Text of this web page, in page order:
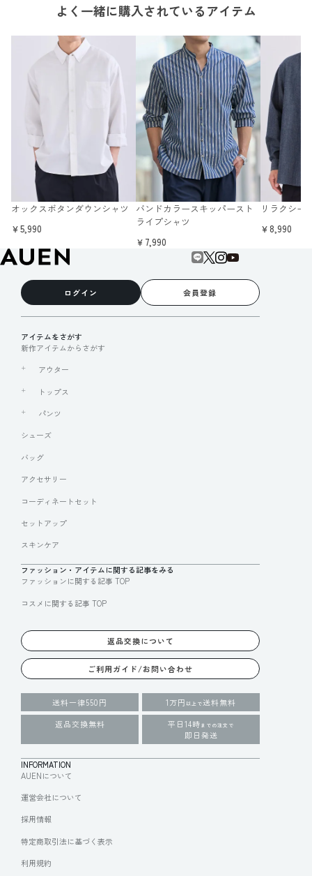
よく一緒に購入されているアイテム
オックスボタンダウンシャツ
￥5,990
バンドカラースキッパースト
ライプシャツ
￥7,990
リラクシー
￥8,990
ログイン 会員登録
アイテムをさがす
新作アイテムからさがす
アウター
トップス
パンツ
シューズ
バッグ
アクセサリー
コーディネートセット
セットアップ
スキンケア
ファッション・アイテムに関する記事をみる
ファッションに関する記事 TOP
コスメに関する記事 TOP
返品交換について
ご利用ガイド/お問い合わせ
送料一律550円 1万円 以上で送料無料
返品交換無料
平日14時 までの注文で
即日発送
INFORMATION
AUENについて
運営会社について
採用情報
特定商取引法に基づく表示
利用規約